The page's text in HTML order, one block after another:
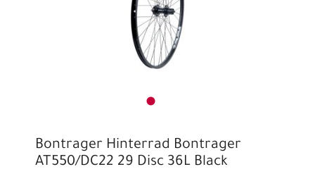
Bontrager Hinterrad Bontrager
AT550/DC22 29 Disc 36L Black